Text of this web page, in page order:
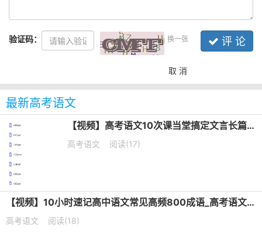
验证码： 换一张 评 论
取 消
最新高考语文
【视频】高考语文10次课当堂搞定文言长篇默写培训课程
高考语文 阅读(17)
【视频】10小时速记高中语文常见高频800成语_高考语文成语专题课
高考语文 阅读(18)